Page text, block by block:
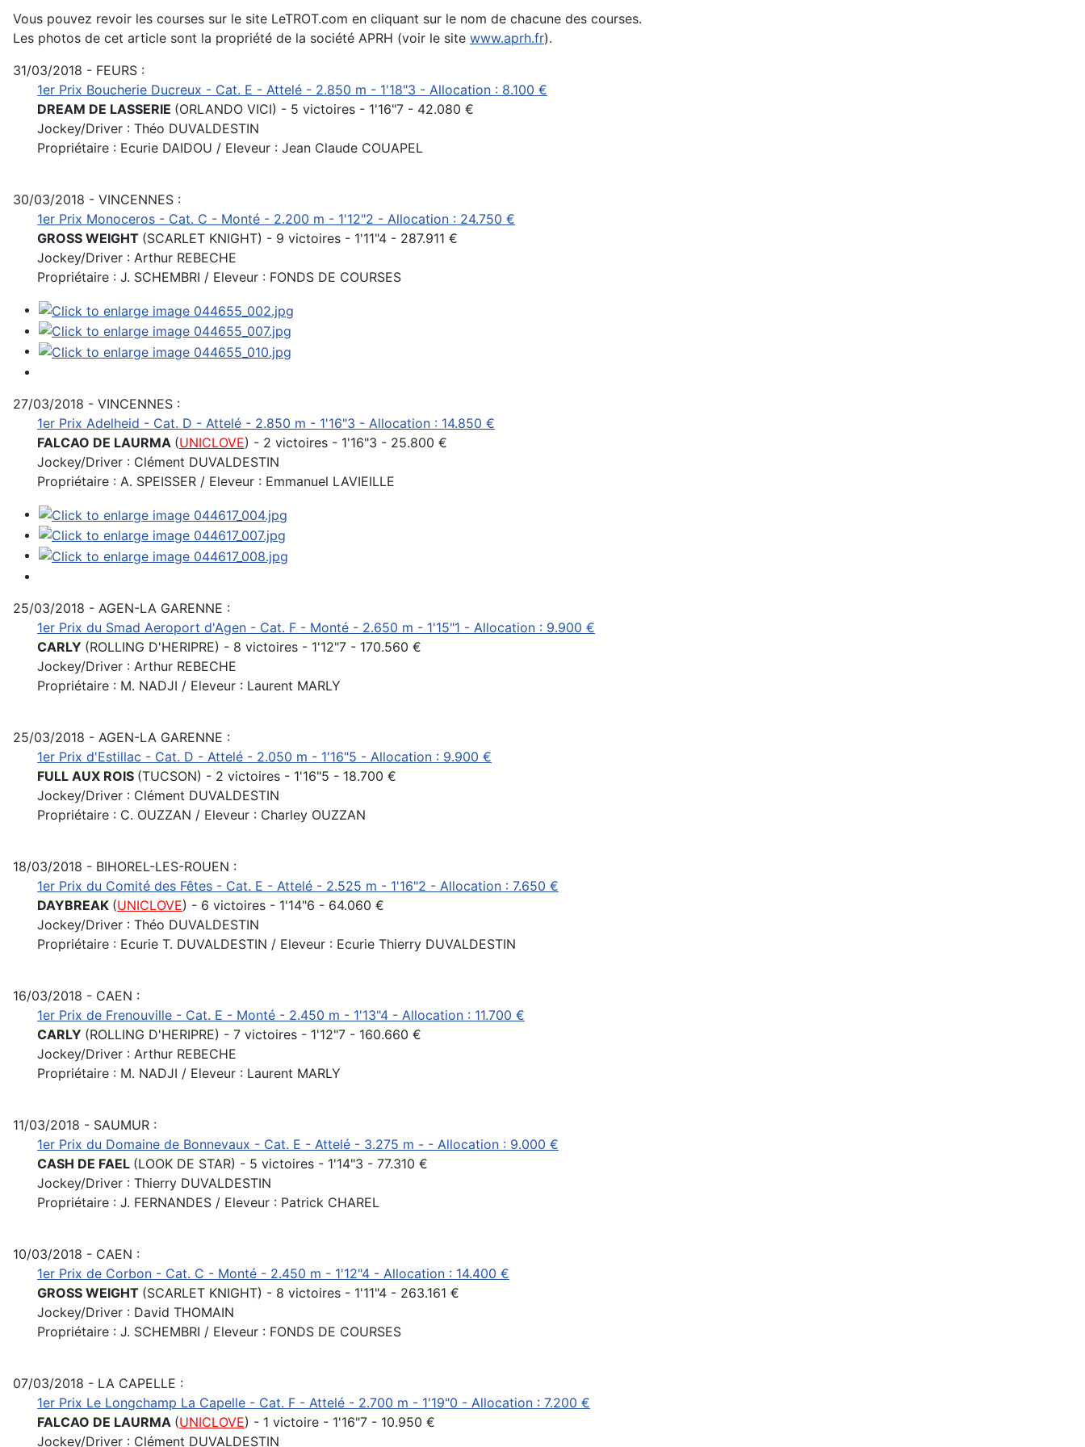
Vous pouvez revoir les courses sur le site LeTROT.com en cliquant sur le nom de chacune des courses.
Les photos de cet article sont la propriété de la société APRH (voir le site www.aprh.fr).
31/03/2018 - FEURS :
1er Prix Boucherie Ducreux - Cat. E - Attelé - 2.850 m - 1'18"3 - Allocation : 8.100 €
DREAM DE LASSERIE (ORLANDO VICI) - 5 victoires - 1'16"7 - 42.080 €
Jockey/Driver : Théo DUVALDESTIN
Propriétaire : Ecurie DAIDOU / Eleveur : Jean Claude COUAPEL
30/03/2018 - VINCENNES :
1er Prix Monoceros - Cat. C - Monté - 2.200 m - 1'12"2 - Allocation : 24.750 €
GROSS WEIGHT (SCARLET KNIGHT) - 9 victoires - 1'11"4 - 287.911 €
Jockey/Driver : Arthur REBECHE
Propriétaire : J. SCHEMBRI / Eleveur : FONDS DE COURSES
27/03/2018 - VINCENNES :
1er Prix Adelheid - Cat. D - Attelé - 2.850 m - 1'16"3 - Allocation : 14.850 €
FALCAO DE LAURMA (UNICLOVE) - 2 victoires - 1'16"3 - 25.800 €
Jockey/Driver : Clément DUVALDESTIN
Propriétaire : A. SPEISSER / Eleveur : Emmanuel LAVIEILLE
25/03/2018 - AGEN-LA GARENNE :
1er Prix du Smad Aeroport d'Agen - Cat. F - Monté - 2.650 m - 1'15"1 - Allocation : 9.900 €
CARLY (ROLLING D'HERIPRE) - 8 victoires - 1'12"7 - 170.560 €
Jockey/Driver : Arthur REBECHE
Propriétaire : M. NADJI / Eleveur : Laurent MARLY
25/03/2018 - AGEN-LA GARENNE :
1er Prix d'Estillac - Cat. D - Attelé - 2.050 m - 1'16"5 - Allocation : 9.900 €
FULL AUX ROIS (TUCSON) - 2 victoires - 1'16"5 - 18.700 €
Jockey/Driver : Clément DUVALDESTIN
Propriétaire : C. OUZZAN / Eleveur : Charley OUZZAN
18/03/2018 - BIHOREL-LES-ROUEN :
1er Prix du Comité des Fêtes - Cat. E - Attelé - 2.525 m - 1'16"2 - Allocation : 7.650 €
DAYBREAK (UNICLOVE) - 6 victoires - 1'14"6 - 64.060 €
Jockey/Driver : Théo DUVALDESTIN
Propriétaire : Ecurie T. DUVALDESTIN / Eleveur : Ecurie Thierry DUVALDESTIN
16/03/2018 - CAEN :
1er Prix de Frenouville - Cat. E - Monté - 2.450 m - 1'13"4 - Allocation : 11.700 €
CARLY (ROLLING D'HERIPRE) - 7 victoires - 1'12"7 - 160.660 €
Jockey/Driver : Arthur REBECHE
Propriétaire : M. NADJI / Eleveur : Laurent MARLY
11/03/2018 - SAUMUR :
1er Prix du Domaine de Bonnevaux - Cat. E - Attelé - 3.275 m - - Allocation : 9.000 €
CASH DE FAEL (LOOK DE STAR) - 5 victoires - 1'14"3 - 77.310 €
Jockey/Driver : Thierry DUVALDESTIN
Propriétaire : J. FERNANDES / Eleveur : Patrick CHAREL
10/03/2018 - CAEN :
1er Prix de Corbon - Cat. C - Monté - 2.450 m - 1'12"4 - Allocation : 14.400 €
GROSS WEIGHT (SCARLET KNIGHT) - 8 victoires - 1'11"4 - 263.161 €
Jockey/Driver : David THOMAIN
Propriétaire : J. SCHEMBRI / Eleveur : FONDS DE COURSES
07/03/2018 - LA CAPELLE :
1er Prix Le Longchamp La Capelle - Cat. F - Attelé - 2.700 m - 1'19"0 - Allocation : 7.200 €
FALCAO DE LAURMA (UNICLOVE) - 1 victoire - 1'16"7 - 10.950 €
Jockey/Driver : Clément DUVALDESTIN